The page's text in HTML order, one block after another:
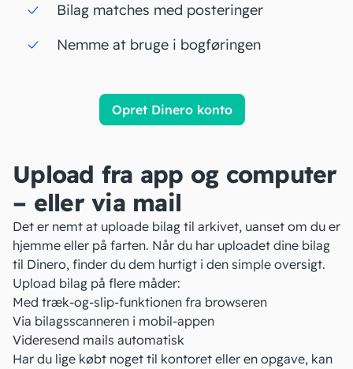
Bilag matches med posteringer
Nemme at bruge i bogføringen
Opret Dinero konto
Upload fra app og computer
– eller via mail
Det er nemt at uploade bilag til arkivet, uanset om du er
hjemme eller på farten. Når du har uploadet dine bilag
til Dinero, finder du dem hurtigt i den simple oversigt.
Upload bilag på flere måder:
Med træk-og-slip-funktionen fra browseren
Via bilagsscanneren i mobil-appen
Videresend mails automatisk
Har du lige købt noget til kontoret eller en opgave, kan